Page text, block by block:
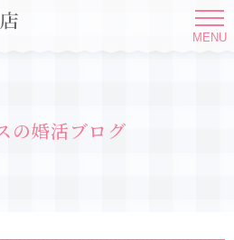
MENU
の婚活ブログ